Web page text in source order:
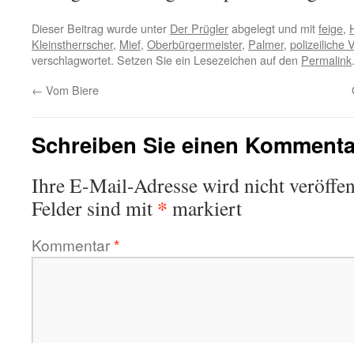
Dieser Beitrag wurde unter Der Prüglerabgelegt und mitfeige,
Kleinstherrscher, Mief, Oberbürgermeister, Palmer, polizeiliche
verschlagwortet. Setzen Sie ein Lesezeichen auf den Permalink.
← Vom Biere
Schreiben Sie einen
Ihre E-Mail-Adresse wird nicht
Felder sind mit * markiert
Kommentar*